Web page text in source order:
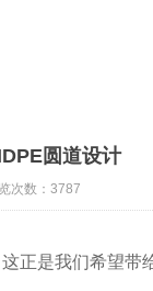
圆道设计
次数：3787
正是我们希望带